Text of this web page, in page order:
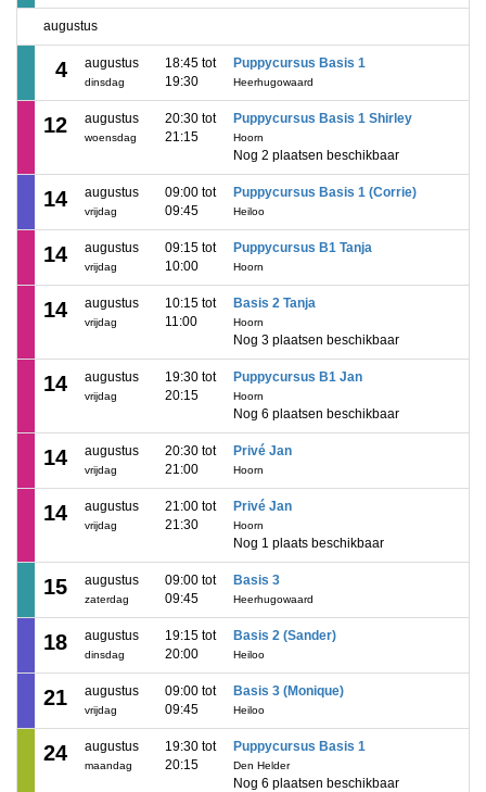
augustus
4 augustus
dinsdag
18:45 tot
19:30
Puppycursus Basis 1
Heerhugowaard
12 augustus
woensdag
20:30 tot
21:15
Puppycursus Basis 1 Shirley
Hoorn
Nog 2 plaatsen beschikbaar
14 augustus
vrijdag
09:00 tot
09:45
Puppycursus Basis 1 (Corrie)
Heiloo
14 augustus
vrijdag
09:15 tot
10:00
Puppycursus B1 Tanja
Hoorn
14 augustus
vrijdag
10:15 tot
11:00
Basis 2 Tanja
Hoorn
Nog 3 plaatsen beschikbaar
14 augustus
vrijdag
19:30 tot
20:15
Puppycursus B1 Jan
Hoorn
Nog 6 plaatsen beschikbaar
14 augustus
vrijdag
20:30 tot
21:00
Privé Jan
Hoorn
14 augustus
vrijdag
21:00 tot
21:30
Privé Jan
Hoorn
Nog 1 plaats beschikbaar
15 augustus
zaterdag
09:00 tot
09:45
Basis 3
Heerhugowaard
18 augustus
dinsdag
19:15 tot
20:00
Basis 2 (Sander)
Heiloo
21 augustus
vrijdag
09:00 tot
09:45
Basis 3 (Monique)
Heiloo
24 augustus
maandag
19:30 tot
20:15
Puppycursus Basis 1
Den Helder
Nog 6 plaatsen beschikbaar